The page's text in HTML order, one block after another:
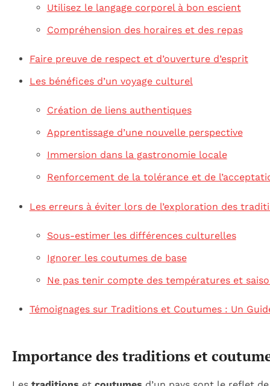
Utilisez le langage corporel à bon escient
Compréhension des horaires et des repas
Faire preuve de respect et d’ouverture d’esprit
Les bénéfices d’un voyage culturel
Création de liens authentiques
Apprentissage d’une nouvelle perspective
Immersion dans la gastronomie locale
Renforcement de la tolérance et de
Les erreurs à éviter lors de l’exploration des
Sous-estimer les différences culturelles
Ignorer les coutumes de base
Ne pas tenir compte des températures et
Témoignages sur Traditions et Coutumes : Un
Importance des traditions et